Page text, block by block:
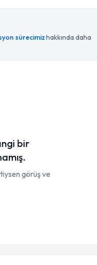
sürecimizhakkında daha
bir
görüş ve